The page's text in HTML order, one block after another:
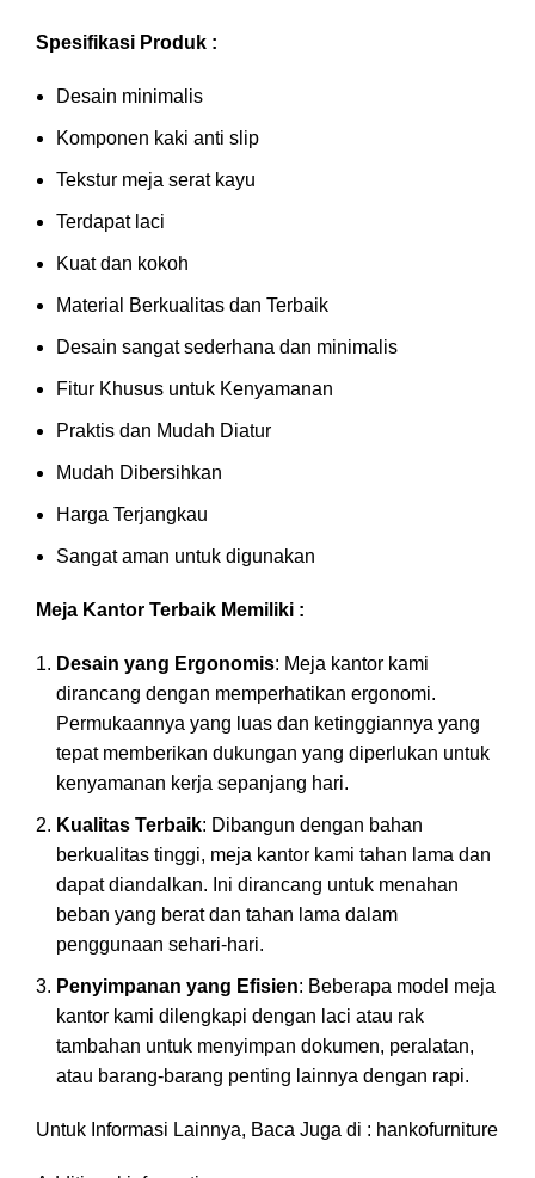
Spesifikasi Produk :
Desain minimalis
Komponen kaki anti slip
Tekstur meja serat kayu
Terdapat laci
Kuat dan kokoh
Material Berkualitas dan Terbaik
Desain sangat sederhana dan minimalis
Fitur Khusus untuk Kenyamanan
Praktis dan Mudah Diatur
Mudah Dibersihkan
Harga Terjangkau
Sangat aman untuk digunakan
Meja Kantor Terbaik Memiliki :
Desain yang Ergonomis: Meja kantor kami
dirancang dengan memperhatikan ergonomi.
Permukaannya yang luas dan ketinggiannya yang
tepat memberikan dukungan yang diperlukan untuk
kenyamanan kerja sepanjang hari.
Kualitas Terbaik: Dibangun dengan bahan
berkualitas tinggi, meja kantor kami tahan lama dan
dapat diandalkan. Ini dirancang untuk menahan
beban yang berat dan tahan lama dalam
penggunaan sehari-hari.
Penyimpanan yang Efisien: Beberapa model meja
kantor kami dilengkapi dengan laci atau rak
tambahan untuk menyimpan dokumen, peralatan,
atau barang-barang penting lainnya dengan rapi.
Untuk Informasi Lainnya, Baca Juga di : hankofurniture